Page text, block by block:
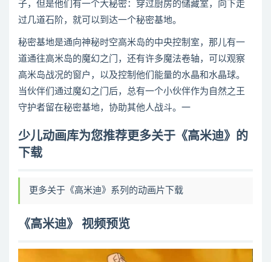
子，但是他们有一个大秘密：穿过厨房的储藏室，向下走
过几道石阶，就可以到达一个秘密基地。
秘密基地是通向神秘时空高米岛的中央控制室，那儿有一
道通往高米岛的魔幻之门，还有许多魔法卷轴，可以观察
高米岛战况的窗户，以及控制他们能量的水晶和水晶球。
当伙伴们通过魔幻之门后，总有一个小伙伴作为自然之王
守护者留在秘密基地，协助其他人战斗。一
少儿动画库为您推荐更多关于《高米迪》的
下载
更多关于《高米迪》系列的动画片下载
《高米迪》 视频预览